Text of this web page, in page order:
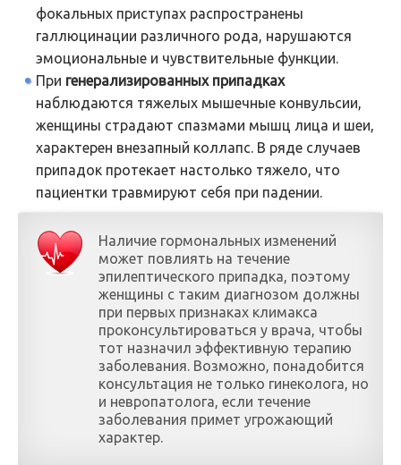
фокальных приступах распространены
галлюцинации различного рода, нарушаются
эмоциональные и чувствительные функции.
При генерализированных припадках
наблюдаются тяжелых мышечные конвульсии,
женщины страдают спазмами мышц лица и шеи,
характерен внезапный коллапс. В ряде случаев
припадок протекает настолько тяжело, что
пациентки травмируют себя при падении.
Наличие гормональных изменений
может повлиять на течение
эпилептического припадка, поэтому
женщины с таким диагнозом должны
при первых признаках климакса
проконсультироваться у врача, чтобы
тот назначил эффективную терапию
заболевания. Возможно, понадобится
консультация не только гинеколога, но
и невропатолога, если течение
заболевания примет угрожающий
характер.